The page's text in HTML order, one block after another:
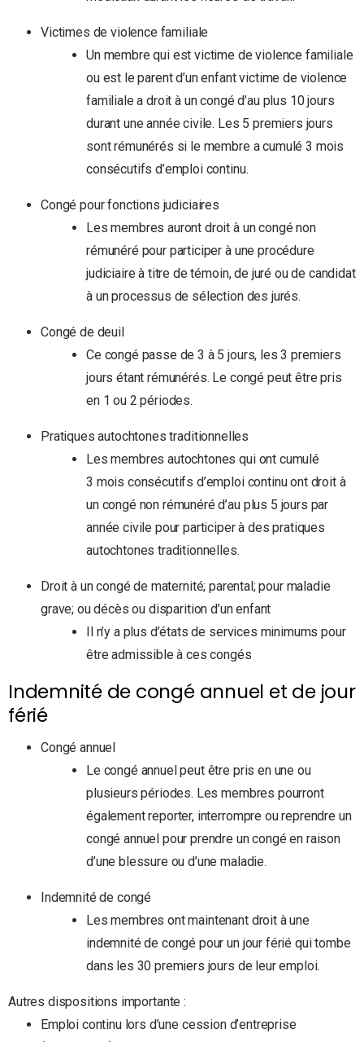
Victimes de violence familiale
Un membre qui est victime de violence familiale
ou est le parent d’un enfant victime de violence
familiale a droit à un congé d’au plus 10 jours
durant une année civile. Les 5 premiers jours
sont rémunérés si le membre a cumulé 3 mois
consécutifs d’emploi continu.
Congé pour fonctions judiciaires
Les membres auront droit à un congé non
rémunéré pour participer à une procédure
judiciaire à titre de témoin, de juré ou de candidat
à un processus de sélection des jurés.
Congé de deuil
Ce congé passe de 3 à 5 jours, les 3 premiers
jours étant rémunérés. Le congé peut être pris
en 1 ou 2 périodes.
Pratiques autochtones traditionnelles
Les membres autochtones qui ont cumulé
3 mois consécutifs d’emploi continu ont droit à
un congé non rémunéré d’au plus 5 jours par
année civile pour participer à des pratiques
autochtones traditionnelles.
Droit à un congé de maternité; parental; pour maladie
grave; ou décès ou disparition d’un enfant
Il n’y a plus d’états de services minimums pour
être admissible à ces congés
Indemnité de congé annuel et de jour
férié
Congé annuel
Le congé annuel peut être pris en une ou
plusieurs périodes. Les membres pourront
également reporter, interrompre ou reprendre un
congé annuel pour prendre un congé en raison
d’une blessure ou d’une maladie.
Indemnité de congé
Les membres ont maintenant droit à une
indemnité de congé pour un jour férié qui tombe
dans les 30 premiers jours de leur emploi.
Autres dispositions importante :
Emploi continu lors d’une cession d’entreprise